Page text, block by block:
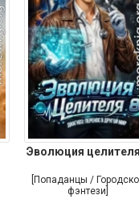
Эволюция
[Попаданцы /
фэнтези]